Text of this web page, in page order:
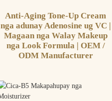
Anti-Aging Tone-Up Cream
nga adunay Adenosine ug VC |
Magaan nga Walay Makeup
nga Look Formula | OEM /
ODM Manufacturer